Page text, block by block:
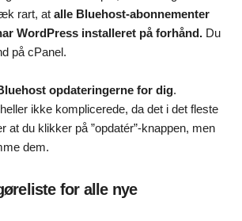
rart, at alle Bluehost-abonnementer
WordPress installeret på forhånd. Du
på cPanel.
opdateringerne for dig.
ikke komplicerede, da det i det fleste
du klikker på ”opdatér”-knappen, men
dem.
for alle nye